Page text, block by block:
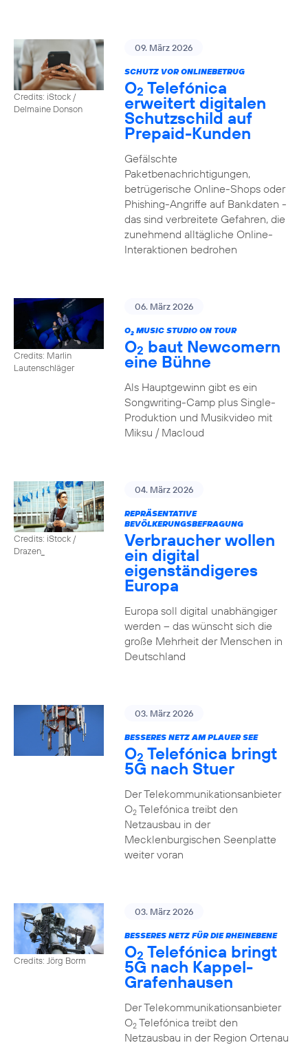
Credits: iStock /
Delmaine Donson
09. März 2026
SCHUTZ VOR ONLINEBETRUG
O2 Telefónica
erweitert digitalen
Schutzschild auf
Prepaid-Kunden
Gefälschte
Paketbenachrichtigungen,
betrügerische Online-Shops oder
Phishing-Angriffe auf Bankdaten -
das sind verbreitete Gefahren, die
zunehmend alltägliche Online-
Interaktionen bedrohen
Credits: Marlin
Lautenschläger
06. März 2026
O2MUSIC STUDIO ON TOUR
O2 baut Newcomern
eine Bühne
Als Hauptgewinn gibt es ein
Songwriting-Camp plus Single-
Produktion und Musikvideo mit
Miksu / Macloud
Credits: iStock /
Drazen_
04. März 2026
REPRÄSENTATIVE
BEVÖLKERUNGSBEFRAGUNG
Verbraucher wollen
ein digital
eigenständigeres
Europa
Europa soll digital unabhängiger
werden – das wünscht sich die
große Mehrheit der Menschen in
Deutschland
03. März 2026
BESSERES NETZ AM PLAUER SEE
O2 Telefónica bringt
5G nach Stuer
Der Telekommunikationsanbieter
O2Telefónica treibt den
Netzausbau in der
Mecklenburgischen Seenplatte
weiter voran
Credits: Jörg Borm
03. März 2026
BESSERES NETZ FÜR DIE RHEINEBENE
O2 Telefónica bringt
5G nach Kappel-
Grafenhausen
Der Telekommunikationsanbieter
O2Telefónica treibt den
Netzausbau in der Region Ortenau